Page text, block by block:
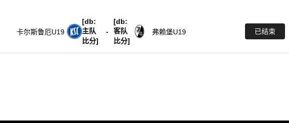
卡尔斯鲁厄U19
[db:
主队
比分]
-
[db:
客队
比分]
弗赖堡U19 已结束